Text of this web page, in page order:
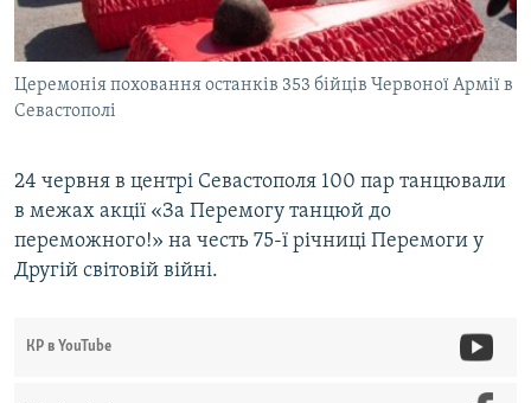
Церемонія поховання останків 353 бійців Червоної Армії в
Севастополі
24 червня в центрі Севастополя 100 пар танцювали
в межах акції «За Перемогу танцюй до
переможного!» на честь 75-ї річниці Перемоги у
Другій світовій війні.
КР в YouTube